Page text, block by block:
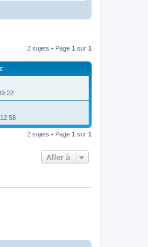
2 sujets • Page 1 sur 1
2 sujets • Page 1 sur 1
Aller à